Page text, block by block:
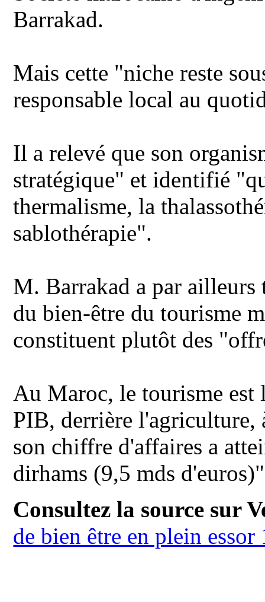
Barrakad.
Mais cette "niche reste
responsable local au
Il a relevé que son
stratégique" et identifié
thermalisme, la
sablothérapie".
M. Barrakad a par
du bien-être du tourisme
constituent plutôt des
Au Maroc, le tourisme
PIB, derrière l'agriculture,
son chiffre d'affaires a
dirhams (9,5 mds
Consultez la source sur
de bien être en plein essor